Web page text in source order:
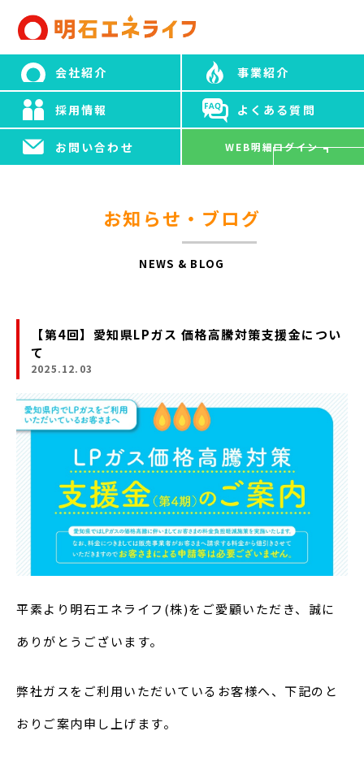
会社紹介 事業紹介
採用情報 よくある質問
お問い合わせ WEB明細ログイン
TOP
会社紹介
よくある質問
お問い合わせ
お知らせ・ブログ
NEWS & BLOG
【第4回】愛知県LPガス 価格高騰対策支援金につい
て
2025.12.03
平素より明石エネライフ(株)をご愛顧いただき、誠に
ありがとうございます。
弊社ガスをご利用いただいているお客様へ、下記のと
おりご案内申し上げます。